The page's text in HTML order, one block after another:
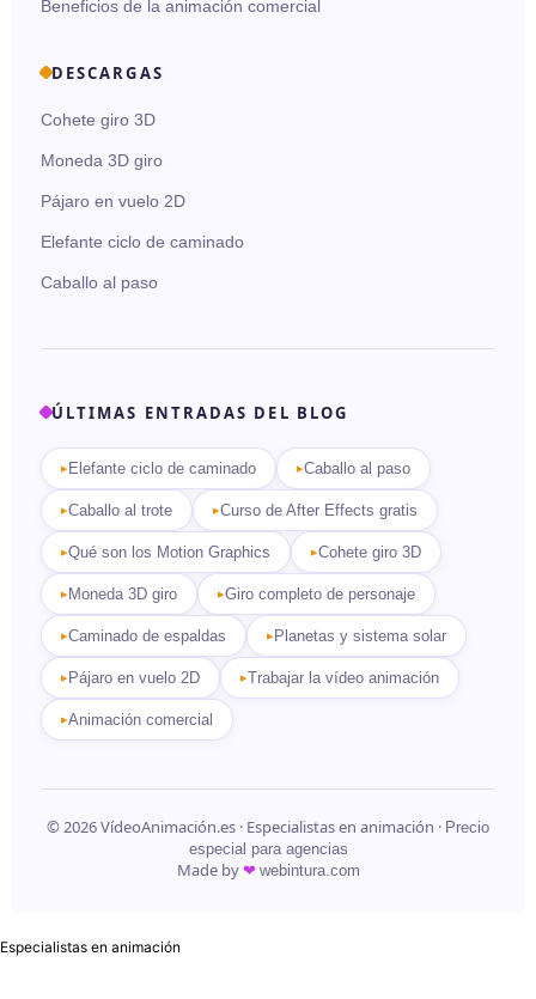
Beneficios de la animación comercial
DESCARGAS
Cohete giro 3D
Moneda 3D giro
Pájaro en vuelo 2D
Elefante ciclo de caminado
Caballo al paso
ÚLTIMAS ENTRADAS DEL BLOG
Elefante ciclo de caminado Caballo al paso
Caballo al trote Curso de After Effects gratis
Qué son los Motion Graphics Cohete giro 3D
Moneda 3D giro Giro completo de personaje
Caminado de espaldas Planetas y sistema solar
Pájaro en vuelo 2D Trabajar la vídeo animación
Animación comercial
© 2026 VídeoAnimación.es · Especialistas en animación · Precio
especial para agencias
Made by❤ webintura.com
Especialistas en animación